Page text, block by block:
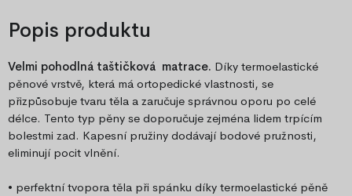
Popis produktu
Velmi pohodlná taštičková matrace. Díky termoelastické
pěnové vrstvě, která má ortopedické vlastnosti, se
přizpůsobuje tvaru těla a zaručuje správnou oporu po celé
délce. Tento typ pěny se doporučuje zejména lidem trpícím
bolestmi zad. Kapesní pružiny dodávají bodové pružnosti,
eliminují pocit vlnění.
• perfektní tvopora těla při spánku díky termoelastické pěně